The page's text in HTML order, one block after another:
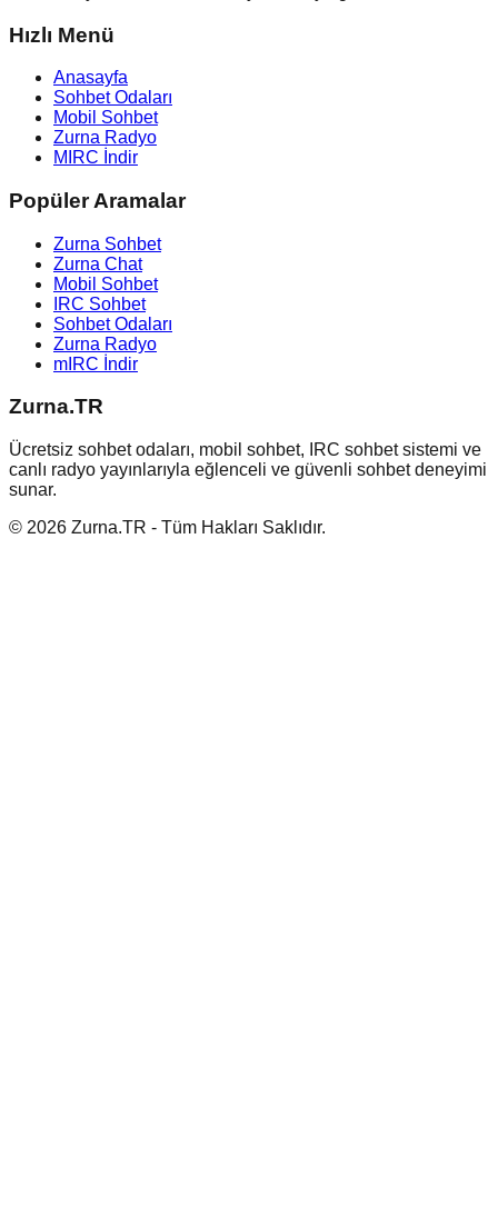
Hızlı Menü
Anasayfa
Sohbet Odaları
Mobil Sohbet
Zurna Radyo
MIRC İndir
Popüler Aramalar
Zurna Sohbet
Zurna Chat
Mobil Sohbet
IRC Sohbet
Sohbet Odaları
Zurna Radyo
mIRC İndir
Zurna.TR
Ücretsiz sohbet odaları, mobil sohbet, IRC sohbet sistemi ve
canlı radyo yayınlarıyla eğlenceli ve güvenli sohbet deneyimi
sunar.
© 2026 Zurna.TR - Tüm Hakları Saklıdır.